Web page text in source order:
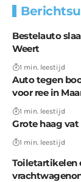
Bestelauto
Weert
1 min. leestijd
Auto tegen
voor ree in
1 min. leestijd
Grote haag vat
1 min. leestijd
Toiletartikelen